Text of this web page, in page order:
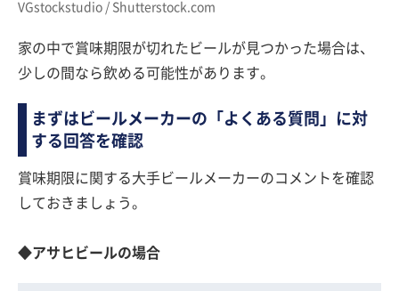
VGstockstudio / Shutterstock.com
家の中で賞味期限が切れたビールが見つかった場合は、
少しの間なら飲める可能性があります。
まずはビールメーカーの「よくある質問」に対
する回答を確認
賞味期限に関する大手ビールメーカーのコメントを確認
しておきましょう。
◆アサヒビールの場合